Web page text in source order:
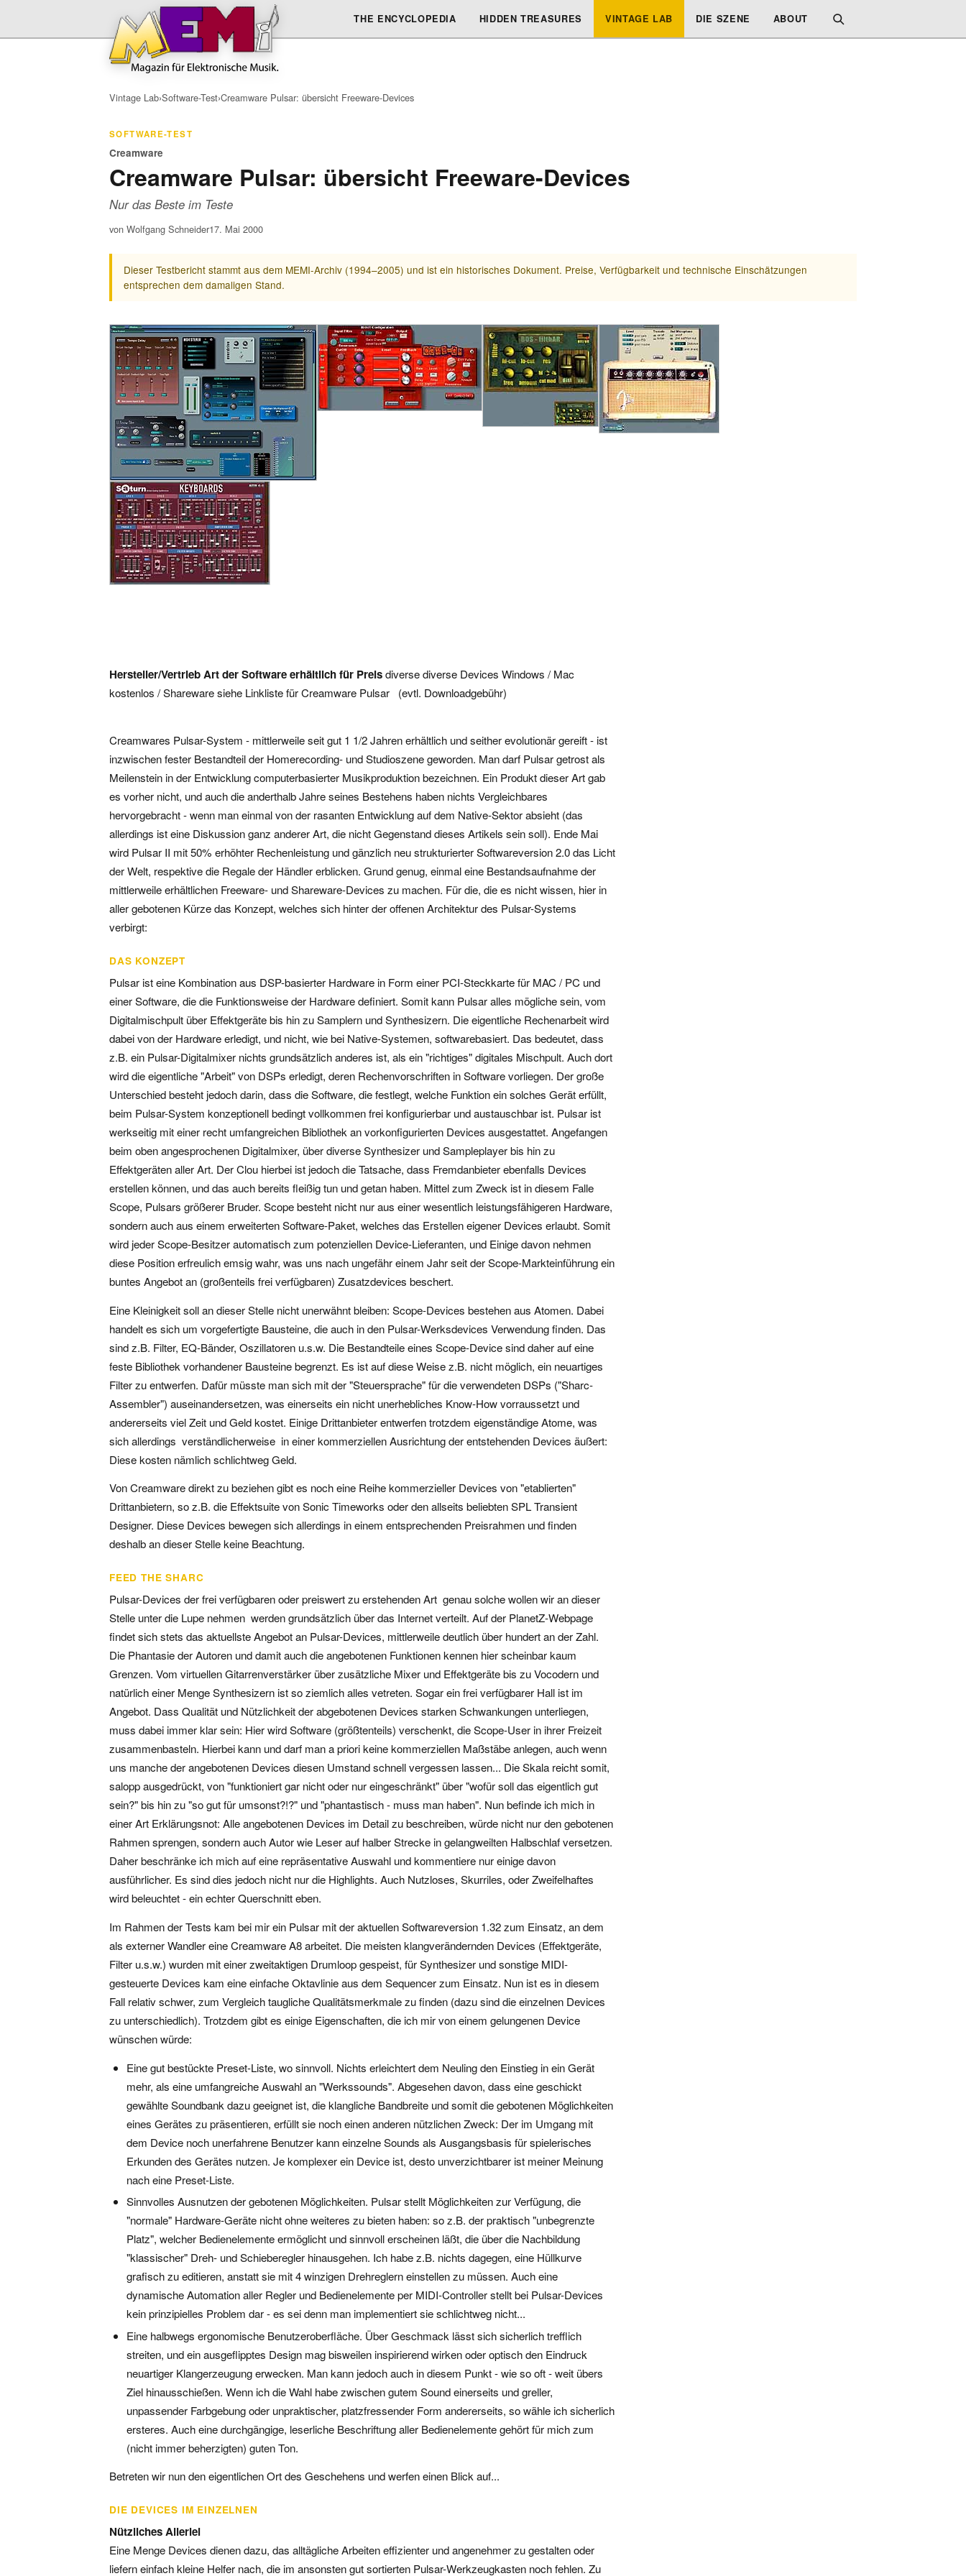
THE ENCYCLOPEDIA HIDDEN TREASURES VINTAGE LAB DIE SZENE ABOUT
Vintage Lab›Software-Test›Creamware Pulsar: übersicht Freeware-Devices
SOFTWARE-TEST
Creamware
Creamware Pulsar: übersicht Freeware-Devices
Nur das Beste im Teste
von Wolfgang Schneider17. Mai 2000
Dieser Testbericht stammt aus dem MEMI-Archiv (1994–2005) und ist ein historisches Dokument. Preise, Verfügbarkeit und technische Einschätzungen
entsprechen dem damaligen Stand.
Hersteller/VertriebArt der Softwareerhältlich für Preisdiverse diverse Devices Windows / Mac
kostenlos / Shareware siehe Linkliste für Creamware Pulsar (evtl. Downloadgebühr)
Creamwares Pulsar-System - mittlerweile seit gut 1 1/2 Jahren erhältlich und seither evolutionär gereift - ist
inzwischen fester Bestandteil der Homerecording- und Studioszene geworden. Man darf Pulsar getrost als
Meilenstein in der Entwicklung computerbasierter Musikproduktion bezeichnen. Ein Produkt dieser Art gab
es vorher nicht, und auch die anderthalb Jahre seines Bestehens haben nichts Vergleichbares
hervorgebracht - wenn man einmal von der rasanten Entwicklung auf dem Native-Sektor absieht (das
allerdings ist eine Diskussion ganz anderer Art, die nicht Gegenstand dieses Artikels sein soll). Ende Mai
wird Pulsar II mit 50% erhöhter Rechenleistung und gänzlich neu strukturierter Softwareversion 2.0 das Licht
der Welt, respektive die Regale der Händler erblicken. Grund genug, einmal eine Bestandsaufnahme der
mittlerweile erhältlichen Freeware- und Shareware-Devices zu machen. Für die, die es nicht wissen, hier in
aller gebotenen Kürze das Konzept, welches sich hinter der offenen Architektur des Pulsar-Systems
verbirgt:
DAS KONZEPT
Pulsar ist eine Kombination aus DSP-basierter Hardware in Form einer PCI-Steckkarte für MAC / PC und
einer Software, die die Funktionsweise der Hardware definiert. Somit kann Pulsar alles mögliche sein, vom
Digitalmischpult über Effektgeräte bis hin zu Samplern und Synthesizern. Die eigentliche Rechenarbeit wird
dabei von der Hardware erledigt, und nicht, wie bei Native-Systemen, softwarebasiert. Das bedeutet, dass
z.B. ein Pulsar-Digitalmixer nichts grundsätzlich anderes ist, als ein "richtiges" digitales Mischpult. Auch dort
wird die eigentliche "Arbeit" von DSPs erledigt, deren Rechenvorschriften in Software vorliegen. Der große
Unterschied besteht jedoch darin, dass die Software, die festlegt, welche Funktion ein solches Gerät erfüllt,
beim Pulsar-System konzeptionell bedingt vollkommen frei konfigurierbar und austauschbar ist. Pulsar ist
werkseitig mit einer recht umfangreichen Bibliothek an vorkonfigurierten Devices ausgestattet. Angefangen
beim oben angesprochenen Digitalmixer, über diverse Synthesizer und Sampleplayer bis hin zu
Effektgeräten aller Art. Der Clou hierbei ist jedoch die Tatsache, dass Fremdanbieter ebenfalls Devices
erstellen können, und das auch bereits fleißig tun und getan haben. Mittel zum Zweck ist in diesem Falle
Scope, Pulsars größerer Bruder. Scope besteht nicht nur aus einer wesentlich leistungsfähigeren Hardware,
sondern auch aus einem erweiterten Software-Paket, welches das Erstellen eigener Devices erlaubt. Somit
wird jeder Scope-Besitzer automatisch zum potenziellen Device-Lieferanten, und Einige davon nehmen
diese Position erfreulich emsig wahr, was uns nach ungefähr einem Jahr seit der Scope-Markteinführung ein
buntes Angebot an (großenteils frei verfügbaren) Zusatzdevices beschert.
Eine Kleinigkeit soll an dieser Stelle nicht unerwähnt bleiben: Scope-Devices bestehen aus Atomen. Dabei
handelt es sich um vorgefertigte Bausteine, die auch in den Pulsar-Werksdevices Verwendung finden. Das
sind z.B. Filter, EQ-Bänder, Oszillatoren u.s.w. Die Bestandteile eines Scope-Device sind daher auf eine
feste Bibliothek vorhandener Bausteine begrenzt. Es ist auf diese Weise z.B. nicht möglich, ein neuartiges
Filter zu entwerfen. Dafür müsste man sich mit der "Steuersprache" für die verwendeten DSPs ("Sharc-
Assembler") auseinandersetzen, was einerseits ein nicht unerhebliches Know-How vorraussetzt und
andererseits viel Zeit und Geld kostet. Einige Drittanbieter entwerfen trotzdem eigenständige Atome, was
sich allerdings  verständlicherweise  in einer kommerziellen Ausrichtung der entstehenden Devices äußert:
Diese kosten nämlich schlichtweg Geld.
Von Creamware direkt zu beziehen gibt es noch eine Reihe kommerzieller Devices von "etablierten"
Drittanbietern, so z.B. die Effektsuite von Sonic Timeworks oder den allseits beliebten SPL Transient
Designer. Diese Devices bewegen sich allerdings in einem entsprechenden Preisrahmen und finden
deshalb an dieser Stelle keine Beachtung.
FEED THE SHARC
Pulsar-Devices der frei verfügbaren oder preiswert zu erstehenden Art  genau solche wollen wir an dieser
Stelle unter die Lupe nehmen  werden grundsätzlich über das Internet verteilt. Auf der PlanetZ-Webpage
findet sich stets das aktuellste Angebot an Pulsar-Devices, mittlerweile deutlich über hundert an der Zahl.
Die Phantasie der Autoren und damit auch die angebotenen Funktionen kennen hier scheinbar kaum
Grenzen. Vom virtuellen Gitarrenverstärker über zusätzliche Mixer und Effektgeräte bis zu Vocodern und
natürlich einer Menge Synthesizern ist so ziemlich alles vetreten. Sogar ein frei verfügbarer Hall ist im
Angebot. Dass Qualität und Nützlichkeit der abgebotenen Devices starken Schwankungen unterliegen,
muss dabei immer klar sein: Hier wird Software (größtenteils) verschenkt, die Scope-User in ihrer Freizeit
zusammenbasteln. Hierbei kann und darf man a priori keine kommerziellen Maßstäbe anlegen, auch wenn
uns manche der angebotenen Devices diesen Umstand schnell vergessen lassen... Die Skala reicht somit,
salopp ausgedrückt, von "funktioniert gar nicht oder nur eingeschränkt" über "wofür soll das eigentlich gut
sein?" bis hin zu "so gut für umsonst?!?" und "phantastisch - muss man haben". Nun befinde ich mich in
einer Art Erklärungsnot: Alle angebotenen Devices im Detail zu beschreiben, würde nicht nur den gebotenen
Rahmen sprengen, sondern auch Autor wie Leser auf halber Strecke in gelangweilten Halbschlaf versetzen.
Daher beschränke ich mich auf eine repräsentative Auswahl und kommentiere nur einige davon
ausführlicher. Es sind dies jedoch nicht nur die Highlights. Auch Nutzloses, Skurriles, oder Zweifelhaftes
wird beleuchtet - ein echter Querschnitt eben.
Im Rahmen der Tests kam bei mir ein Pulsar mit der aktuellen Softwareversion 1.32 zum Einsatz, an dem
als externer Wandler eine Creamware A8 arbeitet. Die meisten klangverändernden Devices (Effektgeräte,
Filter u.s.w.) wurden mit einer zweitaktigen Drumloop gespeist, für Synthesizer und sonstige MIDI-
gesteuerte Devices kam eine einfache Oktavlinie aus dem Sequencer zum Einsatz. Nun ist es in diesem
Fall relativ schwer, zum Vergleich taugliche Qualitätsmerkmale zu finden (dazu sind die einzelnen Devices
zu unterschiedlich). Trotzdem gibt es einige Eigenschaften, die ich mir von einem gelungenen Device
wünschen würde:
Eine gut bestückte Preset-Liste, wo sinnvoll. Nichts erleichtert dem Neuling den Einstieg in ein Gerät
mehr, als eine umfangreiche Auswahl an "Werkssounds". Abgesehen davon, dass eine geschickt
gewählte Soundbank dazu geeignet ist, die klangliche Bandbreite und somit die gebotenen Möglichkeiten
eines Gerätes zu präsentieren, erfüllt sie noch einen anderen nützlichen Zweck: Der im Umgang mit
dem Device noch unerfahrene Benutzer kann einzelne Sounds als Ausgangsbasis für spielerisches
Erkunden des Gerätes nutzen. Je komplexer ein Device ist, desto unverzichtbarer ist meiner Meinung
nach eine Preset-Liste.
Sinnvolles Ausnutzen der gebotenen Möglichkeiten. Pulsar stellt Möglichkeiten zur Verfügung, die
"normale" Hardware-Geräte nicht ohne weiteres zu bieten haben: so z.B. der praktisch "unbegrenzte
Platz", welcher Bedienelemente ermöglicht und sinnvoll erscheinen läßt, die über die Nachbildung
"klassischer" Dreh- und Schieberegler hinausgehen. Ich habe z.B. nichts dagegen, eine Hüllkurve
grafisch zu editieren, anstatt sie mit 4 winzigen Drehreglern einstellen zu müssen. Auch eine
dynamische Automation aller Regler und Bedienelemente per MIDI-Controller stellt bei Pulsar-Devices
kein prinzipielles Problem dar - es sei denn man implementiert sie schlichtweg nicht...
Eine halbwegs ergonomische Benutzeroberfläche. Über Geschmack lässt sich sicherlich trefflich
streiten, und ein ausgeflipptes Design mag bisweilen inspirierend wirken oder optisch den Eindruck
neuartiger Klangerzeugung erwecken. Man kann jedoch auch in diesem Punkt - wie so oft - weit übers
Ziel hinausschießen. Wenn ich die Wahl habe zwischen gutem Sound einerseits und greller,
unpassender Farbgebung oder unpraktischer, platzfressender Form andererseits, so wähle ich sicherlich
ersteres. Auch eine durchgängige, leserliche Beschriftung aller Bedienelemente gehört für mich zum
(nicht immer beherzigten) guten Ton.
Betreten wir nun den eigentlichen Ort des Geschehens und werfen einen Blick auf...
DIE DEVICES IM EINZELNEN
Nützliches Allerlei
Eine Menge Devices dienen dazu, das alltägliche Arbeiten effizienter und angenehmer zu gestalten oder
liefern einfach kleine Helfer nach, die im ansonsten gut sortierten Pulsar-Werkzeugkasten noch fehlen. Zu